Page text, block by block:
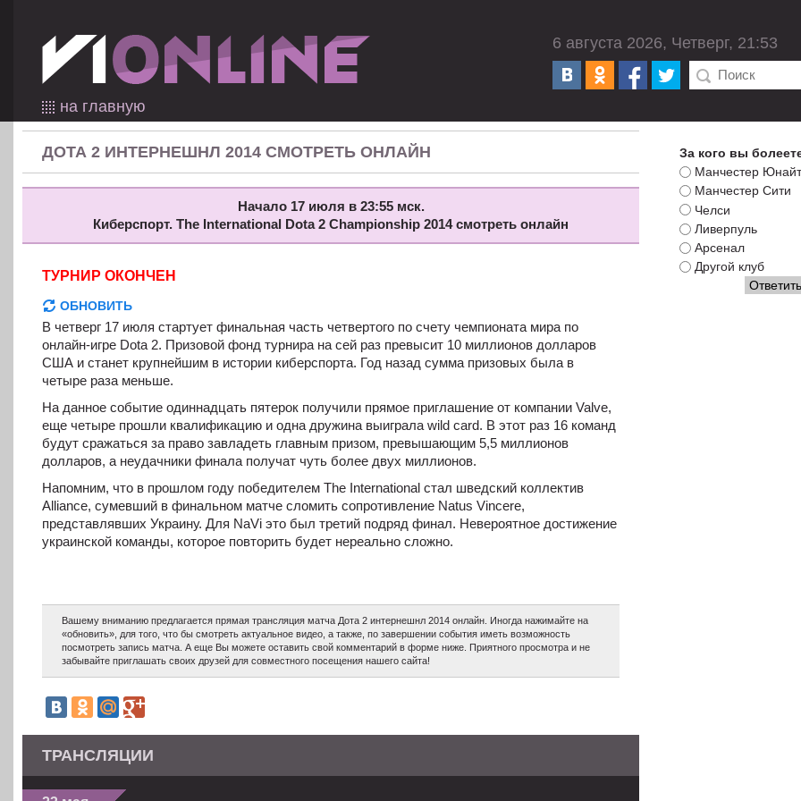
на главную
6 августа 2026, Четверг, 21:53
ДОТА 2 ИНТЕРНЕШНЛ 2014 СМОТРЕТЬ ОНЛАЙН
Начало 17 июля в 23:55 мск.
Киберспорт. The International Dota 2 Championship 2014 смотреть онлайн
ТУРНИР ОКОНЧЕН
ОБНОВИТЬ
В четверг 17 июля стартует финальная часть четвертого по счету чемпионата мира по
онлайн-игре Dota 2. Призовой фонд турнира на сей раз превысит 10 миллионов долларов
США и станет крупнейшим в истории киберспорта. Год назад сумма призовых была в
четыре раза меньше.
На данное событие одиннадцать пятерок получили прямое приглашение от компании Valve,
еще четыре прошли квалификацию и одна дружина выиграла wild card. В этот раз 16 команд
будут сражаться за право завладеть главным призом, превышающим 5,5 миллионов
долларов, а неудачники финала получат чуть более двух миллионов.
Напомним, что в прошлом году победителем The International стал шведский коллектив
Alliance, сумевший в финальном матче сломить сопротивление Natus Vincere,
представлявших Украину. Для NaVi это был третий подряд финал. Невероятное достижение
украинской команды, которое повторить будет нереально сложно.
Вашему вниманию предлагается прямая трансляция матча Дота 2 интернешнл 2014 онлайн. Иногда нажимайте на
«обновить», для того, что бы смотреть актуальное видео, а также, по завершении события иметь возможность
посмотреть запись матча. А еще Вы можете оставить свой комментарий в форме ниже. Приятного просмотра и не
забывайте приглашать своих друзей для совместного посещения нашего сайта!
ТРАНСЛЯЦИИ
За кого вы
Манчестер
Манчестер Сити
Челси
Ливерпуль
Арсенал
Другой клуб